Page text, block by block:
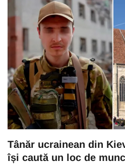
Tânăr ucrainean din
își caută un loc de